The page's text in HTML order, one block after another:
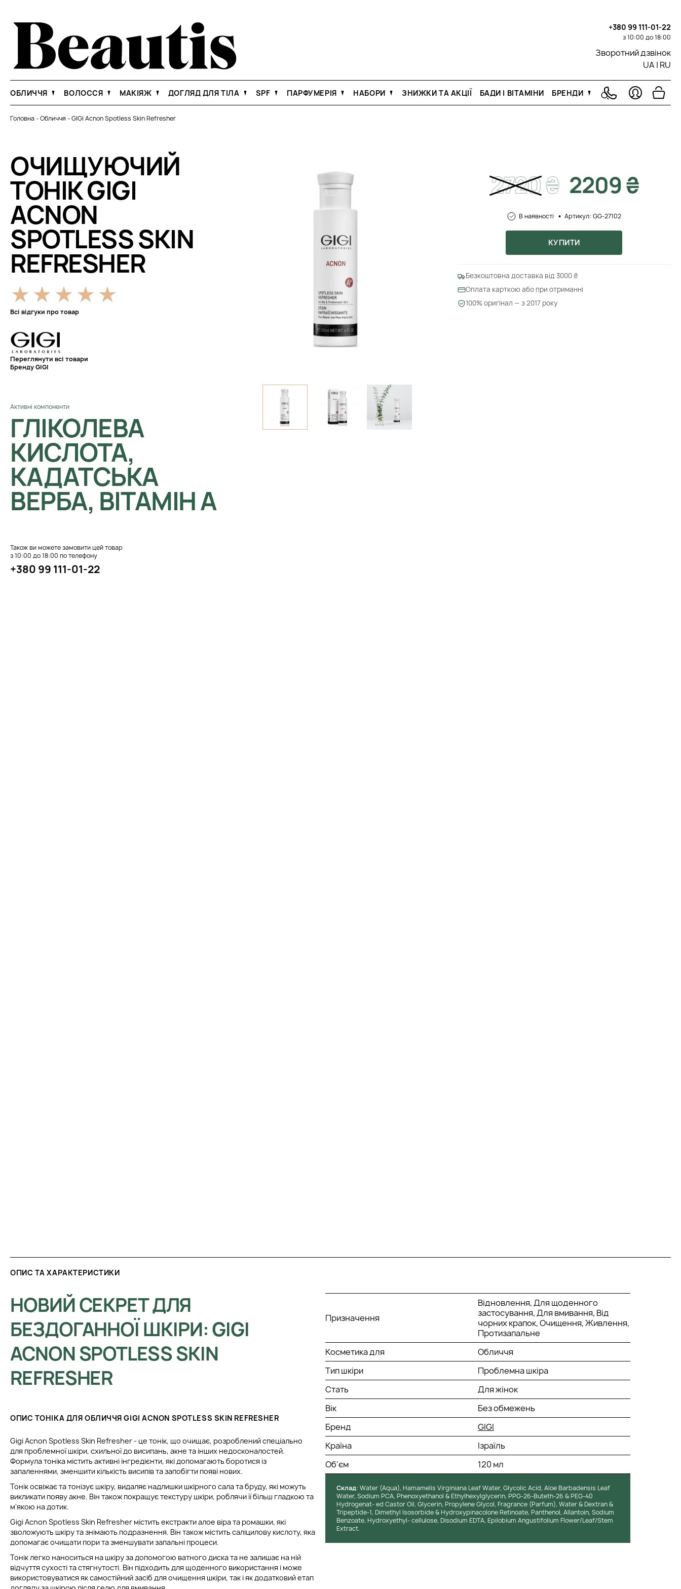
+380 99 111-01-22
з 10:00 до 18:00
Зворотний дзвінок
UA | RU
ОБЛИЧЧЯ ВОЛОССЯ МАКІЯЖ ДОГЛЯД ДЛЯ ТІЛА SPF ПАРФУМЕРІЯ НАБОРИ ЗНИЖКИ ТА АКЦІЇ БАДИ І ВІТАМІНИ БРЕНДИ
Головна-Обличчя -GIGI Acnon Spotless Skin Refresher
ОЧИЩУЮЧИЙ
ТОНІК GIGI
ACNON
SPOTLESS SKIN
REFRESHER
Всі відгуки про товар
Переглянути всі товари
Бренду GIGI
Активні компоненти
ГЛІКОЛЕВА
КИСЛОТА,
КАДАТСЬКА
ВЕРБА, ВІТАМІН А
Також ви можете замовити цей товар
з 10:00 до 18:00 по телефону
+380 99 111-01-22
2720₴ 2209 ₴
В наявності Артикул: GG-27102
КУПИТИ
Безкоштовна доставка від 3000 ₴
Оплата карткою або при отриманні
100% оригінал — з 2017 року
ОПИС ТА ХАРАКТЕРИСТИКИ
НОВИЙ СЕКРЕТ ДЛЯ
БЕЗДОГАННОЇ ШКІРИ: GIGI
ACNON SPOTLESS SKIN
REFRESHER
ОПИС ТОНІКА ДЛЯ ОБЛИЧЧЯ GIGI ACNON SPOTLESS SKIN REFRESHER
Gigi Acnon Spotless Skin Refresher - це тонік, що очищає, розроблений спеціально
для проблемної шкіри, схильної до висипань, акне та інших недосконалостей.
Формула тоніка містить активні інгредієнти, які допомагають боротися із
запаленнями, зменшити кількість висипів та запобігти появі нових.
Тонік освіжає та тонізує шкіру, видаляє надлишки шкірного сала та бруду, які можуть
викликати появу акне. Він також покращує текстуру шкіри, роблячи її більш гладкою та
м'якою на дотик.
Gigi Acnon Spotless Skin Refresher містить екстракти алое віра та ромашки, які
зволожують шкіру та знімають подразнення. Він також містить саліцилову кислоту, яка
допомагає очищати пори та зменшувати запальні процеси.
Тонік легко наноситься на шкіру за допомогою ватного диска та не залишає на ній
відчуття сухості та стягнутості. Він підходить для щоденного використання і може
використовуватися як самостійний засіб для очищення шкіри, так і як додатковий етап
Призначення
Відновлення, Для щоденного
застосування, Для вмивання, Від
чорних крапок, Очищення, Живлення,
Протизапальне
Косметика для
Обличчя
Тип шкіри
Проблемна шкіра
Стать
Для жінок
Вік
Без обмежень
Бренд
GIGI
Країна
Ізраїль
Об'єм
120 мл
Cклад: Water (Aqua), Hamamelis Virginiana Leaf Water, Glycolic Acid, Aloe Barbadensis Leaf
Water, Sodium PCA, Phenoxyethanol & Ethylhexylglycerin, PPG-26-Buteth-26 & PEG-40
Hydrogenat- ed Castor Oil, Glycerin, Propylene Glycol, Fragrance (Parfum), Water & Dextran &
Tripeptide-1, Dimethyl Isosorbide & Hydroxypinacolone Retinoate, Panthenol, Allantoin, Sodium
Benzoate, Hydroxyethyl- cellulose, Disodium EDTA, Epilobium Angustifolium Flower/Leaf/Stem
Extract.